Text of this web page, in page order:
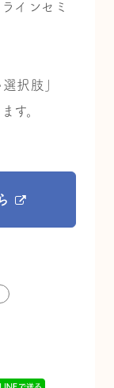
インセミ
択肢」
す。